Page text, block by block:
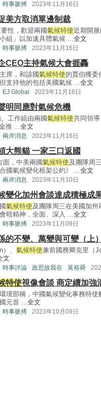
時事脈搏 2023年11月16日
美方取消單邊制裁
性，歡迎兩國氣候特使近期開
組」以加速具體氣候 ...全文
時事脈搏 2023年11月16日
CEO主持氣候大會捱轟
席，和該國氣候特使的賈伯獲委
支持他的包括美國氣候 ...全文
EJ Global 2023年11月16日
明同應對氣候危機
工作組由兩國氣候特使共同領
推 ...全文
兩岸消息 2023年11月16日
大熊貓 一家三口返國
，中美兩國氣候特使及團隊周
國氣候變化框架公約》 ...全文
兩岸消息 2023年11月10日
變化加州會談達成積極成
氣候特使及團隊周三在美國加
晤精神，全面、深入 ...全文
時事脈搏 2023年11月09日
的不變、萬變與可變（上）
、 氣候特使兼前國務卿克里（
文
時事評論 政思故我在 黃裕舜
特使視像會談 商定續加強
境部稱，中國氣候變化事務特
元首 ...全文
時事脈搏 2023年10月09日